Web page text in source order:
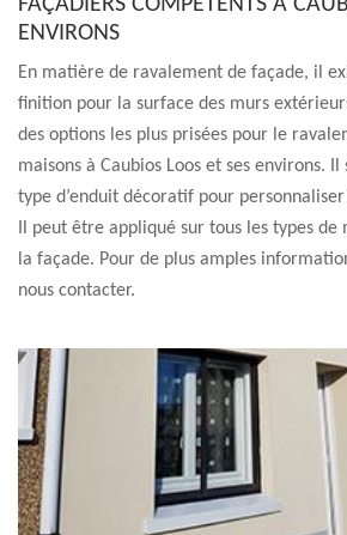
FAÇADIERS COMPÉTENTS À
ENVIRONS
En matière de ravalement de façade, il
finition pour la surface des murs
des options les plus prisées pour le
maisons à Caubios Loos et ses environs. Il
type d’enduit décoratif pour
Il peut être appliqué sur tous les types
la façade. Pour de plus amples
nous contacter.